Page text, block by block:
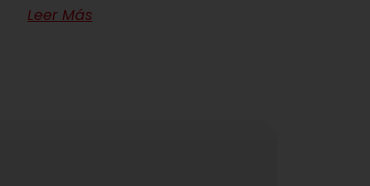
Leer Más